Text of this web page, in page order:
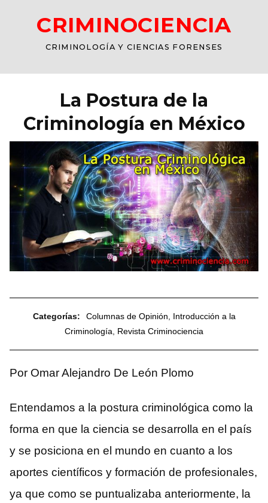
CRIMINOCIENCIA
CRIMINOLOGÍA Y CIENCIAS FORENSES
La Postura de la
Criminología en México
Categorías: Columnas de Opinión
Introducción a la
Criminología
Revista Criminociencia
Por Omar Alejandro De León Plomo
Entendamos a la postura criminológica como la
forma en que la ciencia se desarrolla en el país
y se posiciona en el mundo en cuanto a los
aportes científicos y formación de profesionales,
ya que como se puntualizaba anteriormente, la